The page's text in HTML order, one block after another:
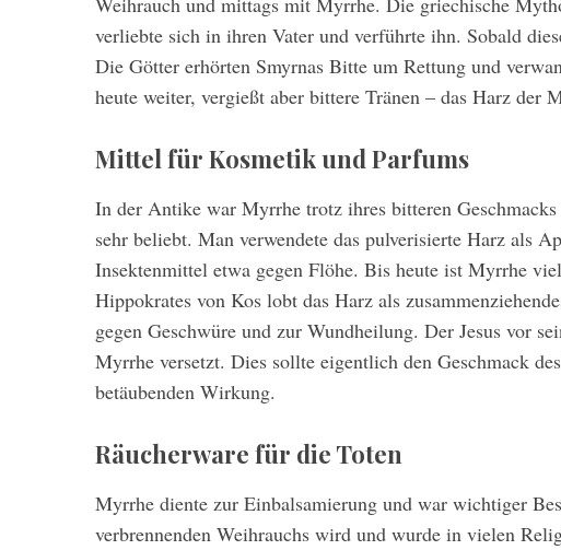
verliebte sich in ihren Vater und verführte ihn. Sobald
Die Götter erhörten Smyrnas Bitte um Rettung und
heute weiter, vergießt aber bittere Tränen – das Harz der
Mittel für Kosmetik und Parfums
In der Antike war Myrrhe trotz ihres bitteren
sehr beliebt. Man verwendete das pulverisierte Harz als
Insektenmittel etwa gegen Flöhe. Bis heute ist Myrrhe
Hippokrates von Kos lobt das Harz als
gegen Geschwüre und zur Wundheilung. Der Jesus vor
Myrrhe versetzt. Dies sollte eigentlich den Geschmack
betäubenden Wirkung.
Räucherware für die Toten
Myrrhe diente zur Einbalsamierung und war wichtiger
verbrennenden Weihrauchs wird und wurde in vielen